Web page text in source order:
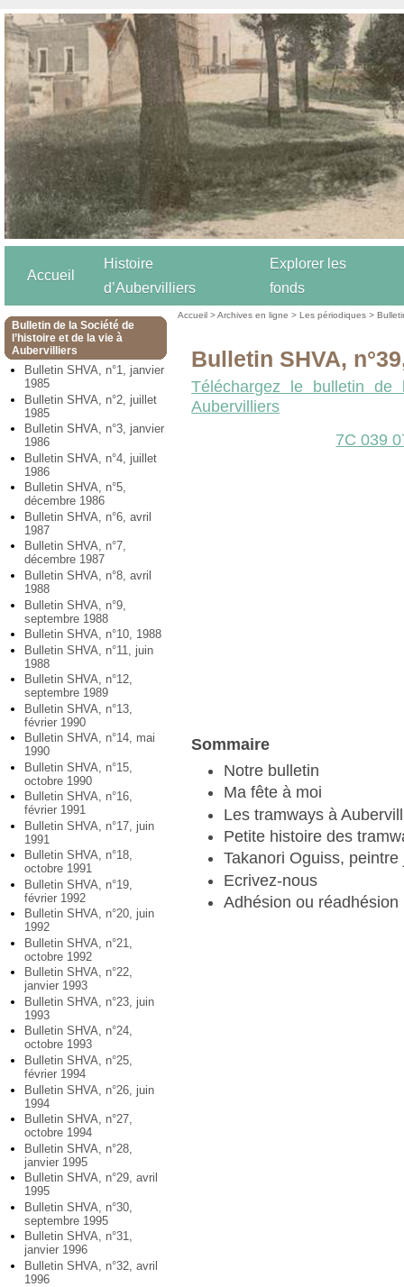
Accueil
Histoire
d’Aubervilliers
Explorer les
fonds
Bulletin de la Société de
l’histoire et de la vie à
Aubervilliers
Bulletin SHVA, n°1, janvier
1985
Bulletin SHVA, n°2, juillet
1985
Bulletin SHVA, n°3, janvier
1986
Bulletin SHVA, n°4, juillet
1986
Bulletin SHVA, n°5,
décembre 1986
Bulletin SHVA, n°6, avril
1987
Bulletin SHVA, n°7,
décembre 1987
Bulletin SHVA, n°8, avril
1988
Bulletin SHVA, n°9,
septembre 1988
Bulletin SHVA, n°10, 1988
Bulletin SHVA, n°11, juin
1988
Bulletin SHVA, n°12,
septembre 1989
Bulletin SHVA, n°13,
février 1990
Bulletin SHVA, n°14, mai
1990
Bulletin SHVA, n°15,
octobre 1990
Bulletin SHVA, n°16,
février 1991
Bulletin SHVA, n°17, juin
1991
Bulletin SHVA, n°18,
octobre 1991
Bulletin SHVA, n°19,
février 1992
Bulletin SHVA, n°20, juin
1992
Bulletin SHVA, n°21,
octobre 1992
Bulletin SHVA, n°22,
janvier 1993
Bulletin SHVA, n°23, juin
1993
Bulletin SHVA, n°24,
octobre 1993
Bulletin SHVA, n°25,
février 1994
Bulletin SHVA, n°26, juin
1994
Bulletin SHVA, n°27,
octobre 1994
Bulletin SHVA, n°28,
janvier 1995
Bulletin SHVA, n°29, avril
1995
Bulletin SHVA, n°30,
septembre 1995
Bulletin SHVA, n°31,
janvier 1996
Bulletin SHVA, n°32, avril
1996
Accueil >Archives en ligne >Les périodiques >
Bulletin SHVA,
Téléchargez le bulletin
Aubervilliers
7C 039
Sommaire
Notre bulletin
Ma fête à moi
Les tramways à
Petite histoire des
Takanori Oguiss,
Ecrivez-nous
Adhésion ou réadhésion